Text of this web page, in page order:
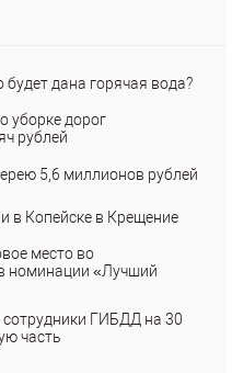
дана горячая вода?
уборке дорог
рублей
5,6 миллионов рублей
в Копейске в Крещение
место во
номинации «Лучший
ГИБДД на 30
часть